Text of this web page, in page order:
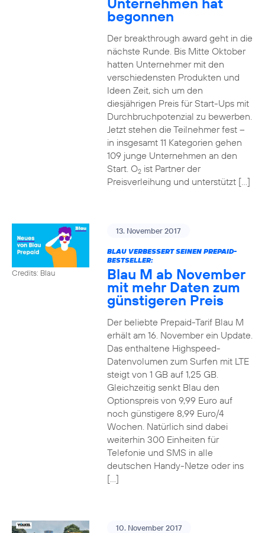
begonnen
Der breakthrough award geht in die
nächste Runde. Bis Mitte Oktober
hatten Unternehmer mit den
verschiedensten Produkten und
Ideen Zeit, sich um den
diesjährigen Preis für Start-Ups mit
Durchbruchpotenzial zu bewerben.
Jetzt stehen die Teilnehmer fest –
in insgesamt 11 Kategorien gehen
109 junge Unternehmen an den
Start. O2ist Partner der
Preisverleihung und unterstützt […]
Credits: Blau
13. November 2017
BLAU VERBESSERT SEINEN PREPAID-
BESTSELLER:
Blau M ab November
mit mehr Daten zum
günstigeren Preis
Der beliebte Prepaid-Tarif Blau M
erhält am 16. November ein Update.
Das enthaltene Highspeed-
Datenvolumen zum Surfen mit LTE
steigt von 1 GB auf 1,25 GB.
Gleichzeitig senkt Blau den
Optionspreis von 9,99 Euro auf
noch günstigere 8,99 Euro/4
Wochen. Natürlich sind dabei
weiterhin 300 Einheiten für
Telefonie und SMS in alle
deutschen Handy-Netze oder ins
[…]
10. November 2017